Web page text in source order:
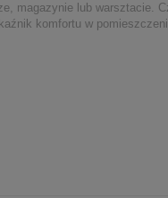
magazynie lub warsztacie.
komfortu w